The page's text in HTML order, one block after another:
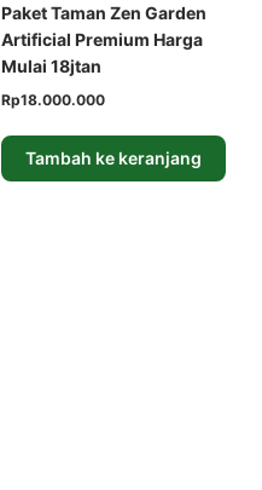
Paket Taman Zen Garden
Artificial Premium Harga
Mulai 18jtan
Harga
adalah:
Rp27.000.000.
Rp18.000.000Harga
adalah:
Tambah ke keranjang